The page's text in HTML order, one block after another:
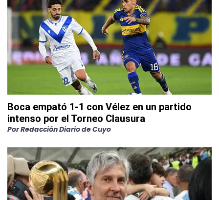
Boca empató 1-1 con Vélez en un partido
intenso por el Torneo Clausura
PorRedacción Diario de Cuyo